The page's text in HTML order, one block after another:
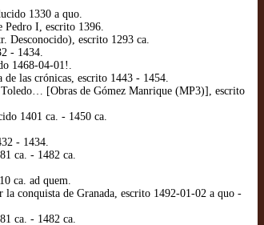
1330 a quo.
Pedro I, escrito 1396.
Desconocido), escrito 1293 ca.
- 1434.
1468-04-01!.
las crónicas, escrito 1443 - 1454.
[Obras de Gómez Manrique (MP3)], escrito
1401 ca. - 1450 ca.
- 1434.
ca. - 1482 ca.
ca. ad quem.
conquista de Granada, escrito 1492-01-02 a quo -
ca. - 1482 ca.